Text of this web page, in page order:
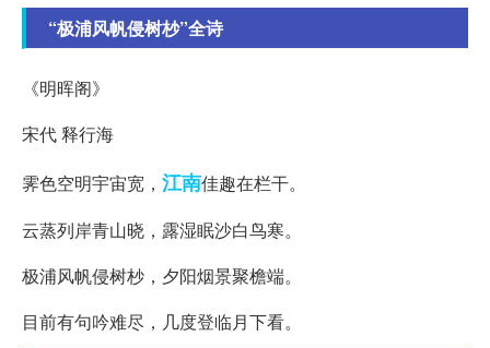
“极浦风帆侵树杪”全诗
《明晖阁》
宋代 释行海
霁色空明宇宙宽， 江南佳趣在栏干。
云蒸列岸青山晓，露湿眠沙白鸟寒。
极浦风帆侵树杪，夕阳烟景聚檐端。
目前有句吟难尽，几度登临月下看。